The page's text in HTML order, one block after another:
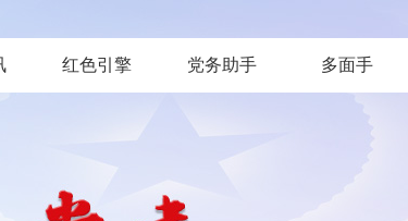
红色引擎 党务助手 多面手